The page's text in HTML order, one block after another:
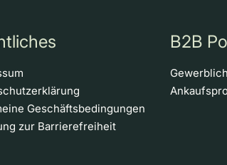
Geschäftsbedingungen
zur Barrierefreiheit
B2B